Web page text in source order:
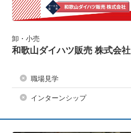
卸・小売
和歌山ダイハツ販売 株式会社
職場見学
インターンシップ